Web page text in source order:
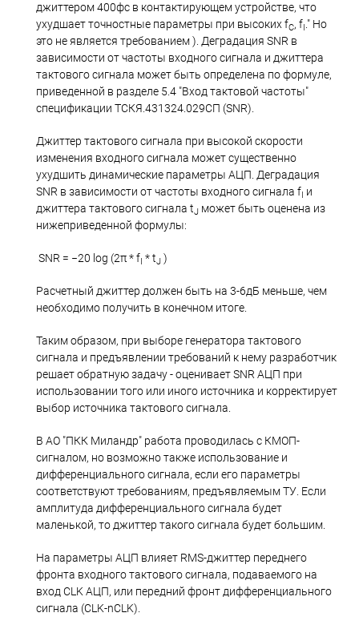
джиттером 400фс в контактирующем устройстве, что
ухудшает точностные параметры при высоких fС, fI ." Но
это не является требованием ). Деградация SNR в
зависимости от частоты входного сигнала и джиттера
тактового сигнала может быть определена по формуле,
приведенной в разделе 5.4 "Вход тактовой частоты"
спецификации ТСКЯ.431324.029СП (SNR).
Джиттер тактового сигнала при высокой скорости
изменения входного сигнала может существенно
ухудшить динамические параметры АЦП. Деградация
SNR в зависимости от частоты входного сигнала fI и
джиттера тактового сигнала tJ может быть оценена из
нижеприведенной формулы:
SNR = −20 log (2π * fI * tJ )
Расчетный джиттер должен быть на 3-6дБ меньше, чем
необходимо получить в конечном итоге.
Таким образом, при выборе генератора тактового
сигнала и предъявлении требований к нему разработчик
решает обратную задачу - оценивает SNR АЦП при
использовании того или иного источника и корректирует
выбор источника тактового сигнала.
В АО "ПКК Миландр" работа проводилась с КМОП-
сигналом, но возможно также использование и
дифференциального сигнала, если его параметры
соответствуют требованиям, предъявляемым ТУ. Если
амплитуда дифференциального сигнала будет
маленькой, то джиттер такого сигнала будет большим.
На параметры АЦП влияет RMS-джиттер переднего
фронта входного тактового сигнала, подаваемого на
вход CLK АЦП, или передний фронт дифференциального
сигнала (CLK-nCLK).